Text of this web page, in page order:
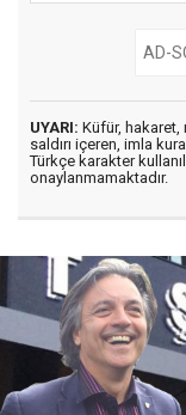
UYARI: Küfür, hakaret,
saldırı içeren, imla
Türkçe karakter
onaylanmamaktadır.